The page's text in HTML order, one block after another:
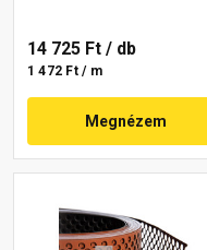
14 725 Ft / db
1 472 Ft / m
Megnézem